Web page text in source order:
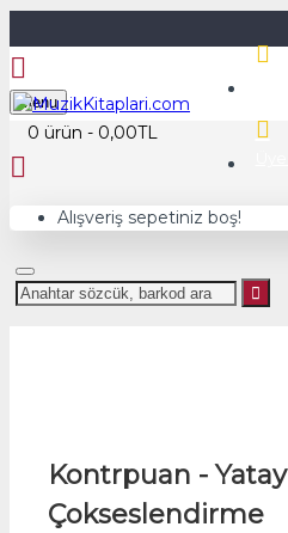
Menu
0 ürün - 0,00TL
Alışveriş sepetiniz boş!
Kontrpuan - Yatay
Çokseslendirme